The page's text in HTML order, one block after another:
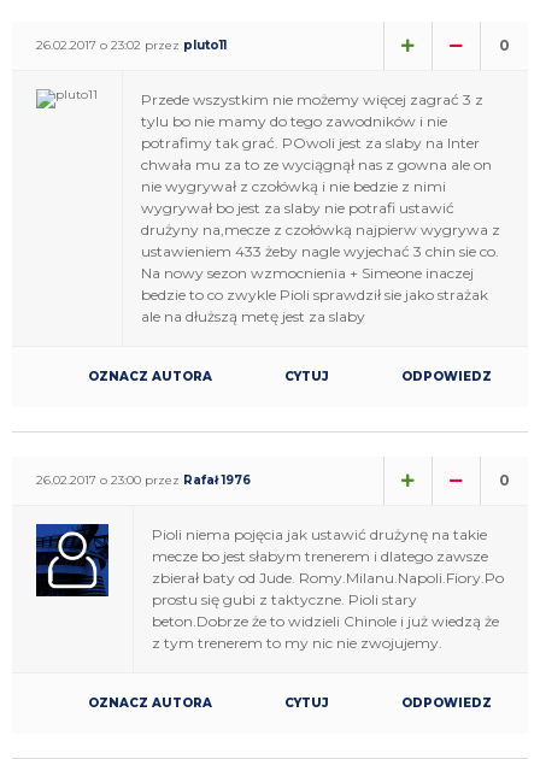
26.02.2017 o 23:02 przez pluto11 0
Przede wszystkim nie możemy więcej zagrać 3 z
tylu bo nie mamy do tego zawodników i nie
potrafimy tak grać. POwoli jest za slaby na Inter
chwała mu za to ze wyciągnął nas z gowna ale on
nie wygrywał z czołówką i nie bedzie z nimi
wygrywał bo jest za slaby nie potrafi ustawić
drużyny na,mecze z czołówką najpierw wygrywa z
ustawieniem 433 żeby nagle wyjechać 3 chin sie co.
Na nowy sezon wzmocnienia + Simeone inaczej
bedzie to co zwykle Pioli sprawdził sie jako strażak
ale na dłuższą metę jest za slaby
OZNACZ AUTORA CYTUJ ODPOWIEDZ
26.02.2017 o 23:00 przez Rafał 1976 0
Pioli niema pojęcia jak ustawić drużynę na takie
mecze bo jest słabym trenerem i dlatego zawsze
zbierał baty od Jude. Romy.Milanu.Napoli.Fiory.Po
prostu się gubi z taktyczne. Pioli stary
beton.Dobrze że to widzieli Chinole i już wiedzą że
z tym trenerem to my nic nie zwojujemy.
OZNACZ AUTORA CYTUJ ODPOWIEDZ